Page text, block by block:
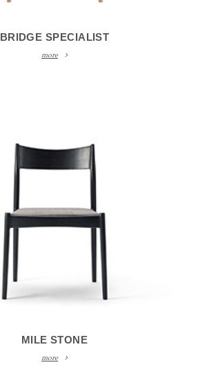
BRIDGE SPECIALIST
more
MILE STONE
more